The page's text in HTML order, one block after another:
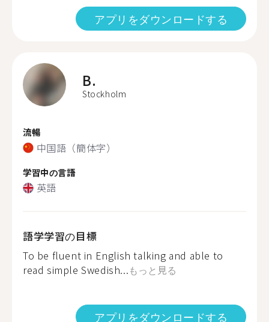
アプリをダウンロードする
B.
Stockholm
流暢
中国語（簡体字）
学習中の言語
英語
語学学習の目標
To be fluent in English talking and able to
read simple Swedish...もっと見る
アプリをダウンロードする